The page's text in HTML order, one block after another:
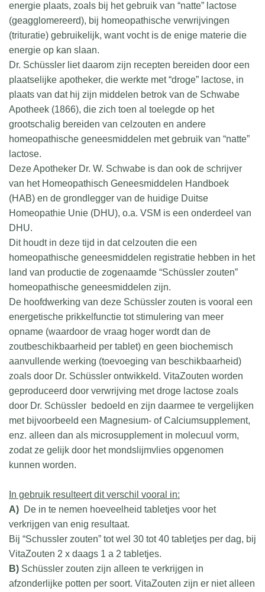
energie plaats, zoals bij het gebruik van “natte” lactose
(geagglomereerd), bij homeopathische verwrijvingen
(trituratie) gebruikelijk, want vocht is de enige materie die
energie op kan slaan.
Dr. Schüssler liet daarom zijn recepten bereiden door een
plaatselijke apotheker, die werkte met “droge” lactose, in
plaats van dat hij zijn middelen betrok van de Schwabe
Apotheek (1866), die zich toen al toelegde op het
grootschalig bereiden van celzouten en andere
homeopathische geneesmiddelen met gebruik van “natte”
lactose.
Deze Apotheker Dr. W. Schwabe is dan ook de schrijver
van het Homeopathisch Geneesmiddelen Handboek
(HAB) en de grondlegger van de huidige Duitse
Homeopathie Unie (DHU), o.a. VSM is een onderdeel van
DHU.
Dit houdt in deze tijd in dat celzouten die een
homeopathische geneesmiddelen registratie hebben in het
land van productie de zogenaamde “Schüssler zouten”
homeopathische geneesmiddelen zijn.
De hoofdwerking van deze Schüssler zouten is vooral een
energetische prikkelfunctie tot stimulering van meer
opname (waardoor de vraag hoger wordt dan de
zoutbeschikbaarheid per tablet) en geen biochemisch
aanvullende werking (toevoeging van beschikbaarheid)
zoals door Dr. Schüssler ontwikkeld. VitaZouten worden
geproduceerd door verwrijving met droge lactose zoals
door Dr. Schüssler bedoeld en zijn daarmee te vergelijken
met bijvoorbeeld een Magnesium- of Calciumsupplement,
enz. alleen dan als microsupplement in molecuul vorm,
zodat ze gelijk door het mondslijmvlies opgenomen
kunnen worden.
In gebruik resulteert dit verschil vooral in:
A) De in te nemen hoeveelheid tabletjes voor het
verkrijgen van enig resultaat.
Bij “Schussler zouten” tot wel 30 tot 40 tabletjes per dag, bij
VitaZouten 2 x daags 1 a 2 tabletjes.
B) Schüssler zouten zijn alleen te verkrijgen in
afzonderlijke potten per soort. VitaZouten zijn er niet alleen